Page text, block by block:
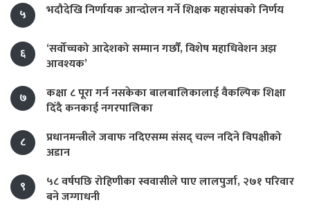
५ भदौदेखि निर्णायक आन्दोलन गर्ने शिक्षक महासंघको निर्णय
६
‘सर्वोच्चको आदेशको सम्मान गर्छौं, विशेष महाधिवेशन अझ
आवश्यक’
७
कक्षा ८ पूरा गर्न नसकेका बालबालिकालाई वैकल्पिक शिक्षा
दिँदै कनकाई नगरपालिका
८
प्रधानमन्त्रीले जवाफ नदिएसम्म संसद् चल्न नदिने विपक्षीको
अडान
९
५८ वर्षपछि रोहिणीका स्ववासीले पाए लालपुर्जा, २७१ परिवार
बने जग्गाधनी